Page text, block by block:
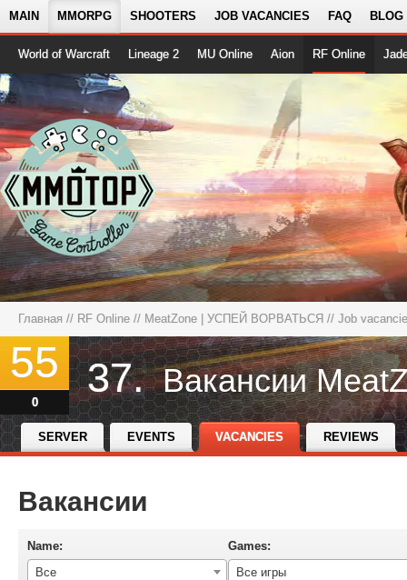
MAIN MMORPG SHOOTERS JOB VACANCIES FAQ BLOG
World of Warcraft Lineage 2 MU Online Aion RF Online
Главная // RF Online // MeatZone | УСПЕЙ ВОРВАТЬСЯ // Job
55
0
37.
SERVER EVENTS VACANCIES REVIEWS
Вакансии
Name:
Все
Games:
Все игры